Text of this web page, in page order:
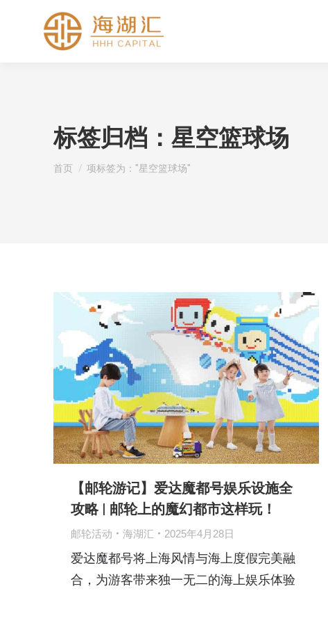
标签归档： 星空篮球场
您在这里：
首页 项标签为："星空篮球场"
【邮轮游记】爱达魔都号娱乐设施全
攻略 | 邮轮上的魔幻都市这样玩！
邮轮活动 海湖汇 2025年4月28日
爱达魔都号将上海风情与海上度假完美融
合，为游客带来独一无二的海上娱乐体验